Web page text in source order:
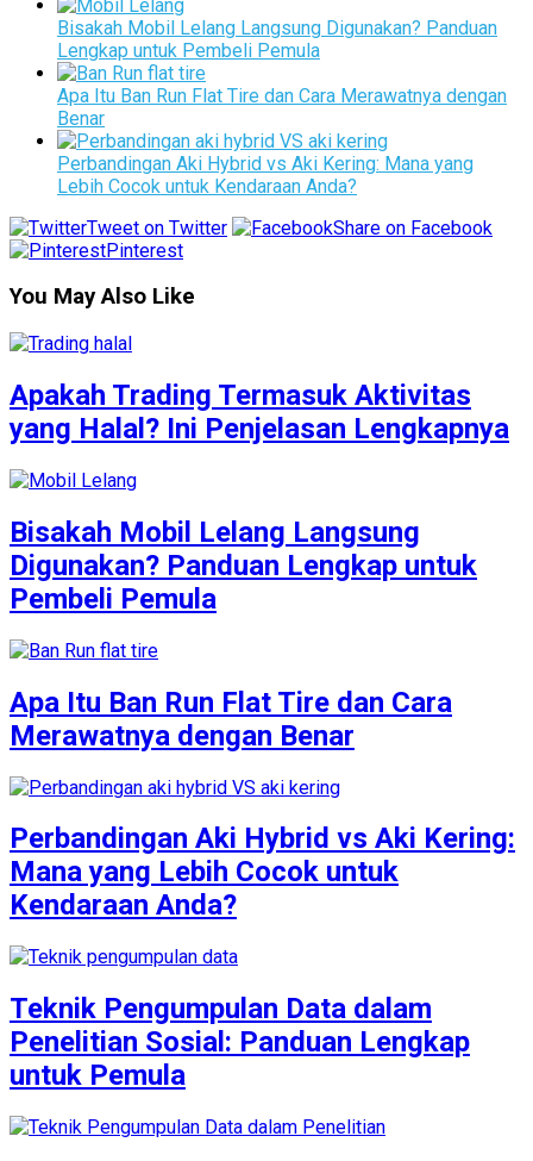
Bisakah Mobil Lelang Langsung Digunakan? Panduan
Lengkap untuk Pembeli Pemula
Apa Itu Ban Run Flat Tire dan Cara Merawatnya dengan
Benar
Perbandingan Aki Hybrid vs Aki Kering: Mana yang
Lebih Cocok untuk Kendaraan Anda?
Tweet on Twitter
Share on Facebook
Pinterest
You May Also Like
Apakah Trading Termasuk Aktivitas
yang Halal? Ini Penjelasan Lengkapnya
Bisakah Mobil Lelang Langsung
Digunakan? Panduan Lengkap untuk
Pembeli Pemula
Apa Itu Ban Run Flat Tire dan Cara
Merawatnya dengan Benar
Perbandingan Aki Hybrid vs Aki Kering:
Mana yang Lebih Cocok untuk
Kendaraan Anda?
Teknik Pengumpulan Data dalam
Penelitian Sosial: Panduan Lengkap
untuk Pemula